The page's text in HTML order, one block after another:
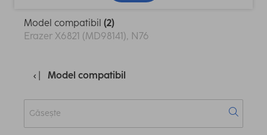
Model compatibil (2)
Erazer X6821 (MD98141), N76
Model compatibil